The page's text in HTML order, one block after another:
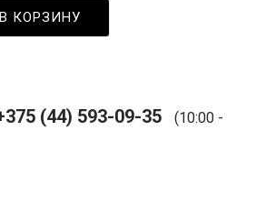
КОРЗИНУ
(44) 593-09-35
(10:00 -